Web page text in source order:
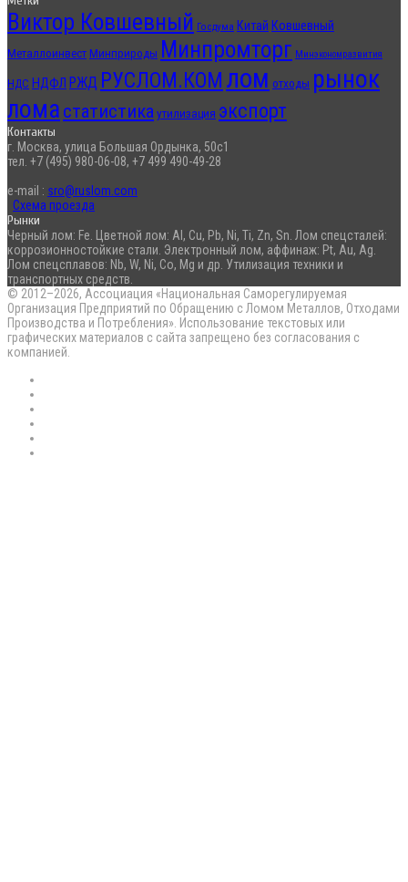
Виктор Ковшевный Госдума Китай Ковшевный
Металлоинвест Минприроды Минпромторг Минэкономразвития
НДС НДФЛ РЖД РУСЛОМ.КОМ лом отходы рынок
лома статистика утилизация экспорт
Контакты
г. Москва, улица Большая Ордынка, 50с1
тел. +7 (495) 980-06-08, +7 499 490-49-28
e-mail : sro@ruslom.com
Схема проезда
Рынки
Черный лом: Fe. Цветной лом: Al, Cu, Pb, Ni, Ti, Zn, Sn. Лом спецсталей:
коррозионностойкие стали. Электронный лом, аффинаж: Pt, Au, Ag.
Лом спецсплавов: Nb, W, Ni, Co, Mg и др. Утилизация техники и
транспортных средств.
© 2012–2026, Ассоциация «Национальная Саморегулируемая
Организация Предприятий по Обращению с Ломом Металлов, Отходами
Производства и Потребления». Использование текстовых или
графических материалов с сайта запрещено без согласования с
компанией.